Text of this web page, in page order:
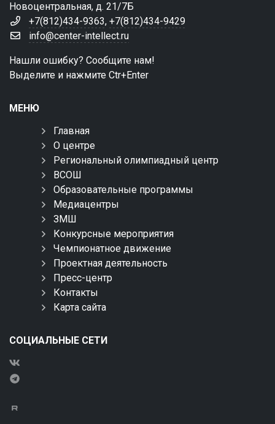
Новоцентральная, д. 21/7Б
+7(812)434-9363, +7(812)434-9429
info@center-intellect.ru
Нашли ошибку? Сообщите нам!
Выделите и нажмите Ctr+Enter
МЕНЮ
Главная
О центре
Региональный олимпиадный центр
ВСОШ
Образовательные программы
Медиацентры
ЗМШ
Конкурсные мероприятия
Чемпионатное движение
Проектная деятельность
Пресс-центр
Контакты
Карта сайта
СОЦИАЛЬНЫЕ СЕТИ